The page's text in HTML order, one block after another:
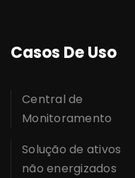
Casos De Uso
Central de
Monitoramento
Solução de ativos
não energizados